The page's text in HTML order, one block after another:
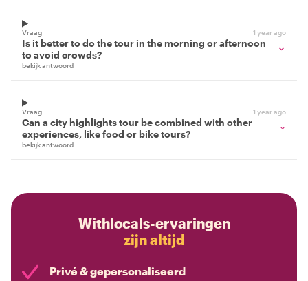
Vraag 1 year ago
Is it better to do the tour in the morning or afternoon
to avoid crowds?
bekijk antwoord
Vraag 1 year ago
Can a city highlights tour be combined with other
experiences, like food or bike tours?
bekijk antwoord
Withlocals-ervaringen
zijn altijd
Privé & gepersonaliseerd